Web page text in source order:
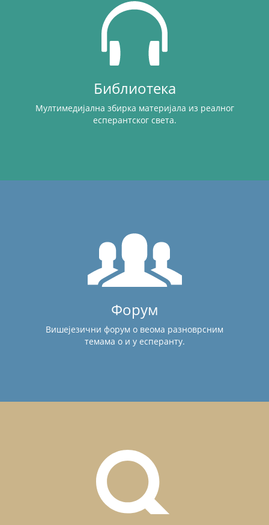
Библиотека
Мултимедијална збирка материјала из реалног
есперантског света.
Форум
Вишејезични форум о веома разноврсним
темама о и у есперанту.